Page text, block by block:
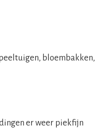
bloembakken,
er weer piekfijn